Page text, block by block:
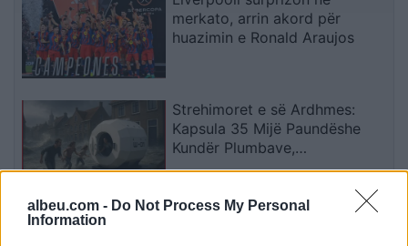
albeu.com - Do Not Process My Personal
Information
merkato, arrin akord për
huazimin e Ronald Araujos
Strehimoret e së Ardhmes:
Kapsula 35 Mijë Paundëshe
Kundër Plumbave,
Shpërthimeve dhe Fatkeqësive
Apple hedh në gjyq OpenAI-n